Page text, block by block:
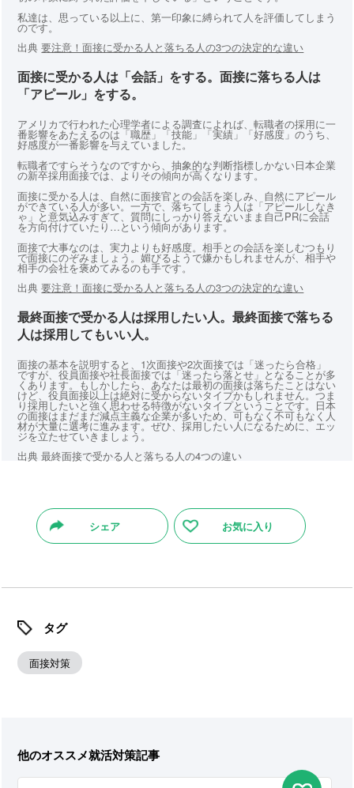
私達は、思っている以上に、第一印象に縛られて人を評価してしまう
のです。
出典要注意！面接に受かる人と落ちる人の3つの決定的な違い
面接に受かる人は「会話」をする。面接に落ちる人は
「アピール」をする。
アメリカで行われた心理学者による調査によれば、転職者の採用に一
番影響をあたえるのは「職歴」「技能」「実績」「好感度」のうち、
好感度が一番影響を与えていました。
転職者ですらそうなのですから、抽象的な判断指標しかない日本企業
の新卒採用面接では、よりその傾向が高くなります。
面接に受かる人は、自然に面接官との会話を楽しみ、自然にアピール
ができている人が多い。一方で、落ちてしまう人は「アピールしなき
ゃ」と意気込みすぎて、質問にしっかり答えないまま自己PRに会話
を方向付けていたり…という傾向があります。
面接で大事なのは、実力よりも好感度。相手との会話を楽しむつもり
で面接にのぞみましょう。媚びるようで嫌かもしれませんが、相手や
相手の会社を褒めてみるのも手です。
出典要注意！面接に受かる人と落ちる人の3つの決定的な違い
最終面接で受かる人は採用したい人。最終面接で落ちる
人は採用してもいい人。
面接の基本を説明すると、1次面接や2次面接では「迷ったら合格」
ですが、役員面接や社長面接では「迷ったら落とせ」となることが多
くあります。もしかしたら、あなたは最初の面接は落ちたことはない
けど、役員面接以上は絶対に受からないタイプかもしれません。つま
り採用したいと強く思わせる特徴がないタイプということです。日本
の面接はまだまだ減点主義な企業が多いため、可もなく不可もなく人
材が大量に選考に進みます。ぜひ、採用したい人になるために、エッ
ジを立たせていきましょう。
出典 最終面接で受かる人と落ちる人の4つの違い
シェア お気に入り
タグ
面接対策
他のオススメ就活対策記事